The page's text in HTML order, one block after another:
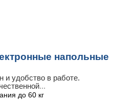
напольные
и удобство в работе.
...
до 60 кг